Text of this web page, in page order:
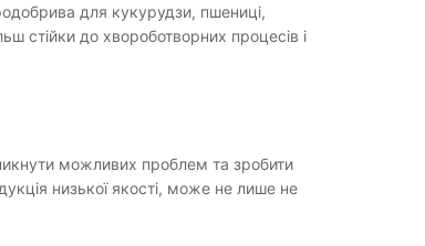
для кукурудзи, пшениці,
стійки до хвороботворних процесів і
можливих проблем та зробити
низької якості, може не лише не